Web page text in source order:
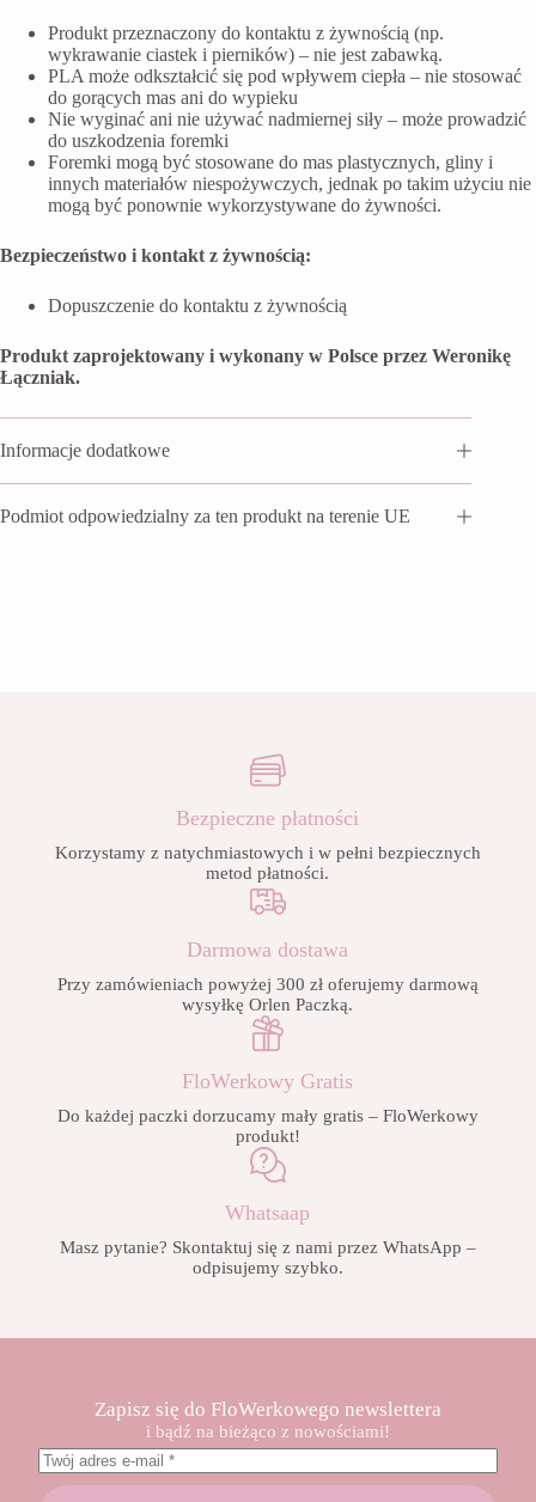
Produkt przeznaczony do kontaktu z żywnością (np.
wykrawanie ciastek i pierników) – nie jest zabawką.
PLA może odkształcić się pod wpływem ciepła – nie stosować
do gorących mas ani do wypieku
Nie wyginać ani nie używać nadmiernej siły – może prowadzić
do uszkodzenia foremki
Foremki mogą być stosowane do mas plastycznych, gliny i
innych materiałów niespożywczych, jednak po takim użyciu nie
mogą być ponownie wykorzystywane do żywności.
Bezpieczeństwo i kontakt z żywnością:
Dopuszczenie do kontaktu z żywnością
Produkt zaprojektowany i wykonany w Polsce przez Weronikę
Łączniak.
Informacje dodatkowe
Podmiot odpowiedzialny za ten produkt na terenie UE
Bezpieczne płatności
Korzystamy z natychmiastowych i w pełni bezpiecznych
metod płatności.
Darmowa dostawa
Przy zamówieniach powyżej 300 zł oferujemy darmową
wysyłkę Orlen Paczką.
FloWerkowy Gratis
Do każdej paczki dorzucamy mały gratis – FloWerkowy
produkt!
Whatsaap
Masz pytanie? Skontaktuj się z nami przez WhatsApp –
odpisujemy szybko.
Zapisz się do FloWerkowego newslettera
i bądź na bieżąco z nowościami!